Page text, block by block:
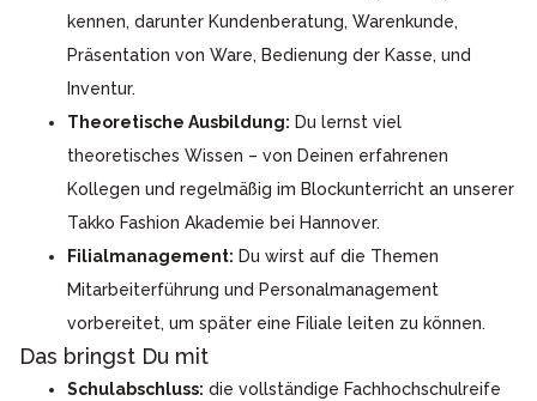
kennen, darunter Kundenberatung, Warenkunde,
Präsentation von Ware, Bedienung der Kasse, und
Inventur.
Theoretische Ausbildung: Du lernst viel
theoretisches Wissen – von Deinen erfahrenen
Kollegen und regelmäßig im Blockunterricht an unserer
Takko Fashion Akademie bei Hannover.
Filialmanagement: Du wirst auf die Themen
Mitarbeiterführung und Personalmanagement
vorbereitet, um später eine Filiale leiten zu können.
Das bringst Du mit
Schulabschluss: die vollständige Fachhochschulreife